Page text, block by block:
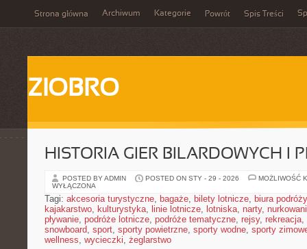
Strona główna Archiwum Kategorie Powrót Spis Treści
ZIOBRO
HISTORIA GIER BILARDOWYCH I
POSTED BY ADMIN POSTED ON STY - 29 - 2026
MOŻLIWOŚĆ
WYŁĄCZONA
Tagi: akcesoria turystyczne, bagaże, bilety lotnicze, biura podróży
kajakarstwo, kulturystyka, linie lotnicze, lotniska, narty,
pływanie, podróże lotnicze, podróże tematyczne, rejsy, rekreacja,
snowboard, sport, sporty powietrzne, sporty wodne, sporty
wellness, wycieczki, żeglarstwo